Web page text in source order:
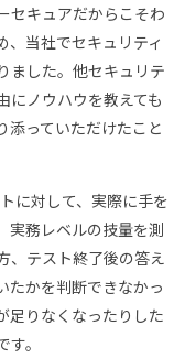
セキュアだからこそわ
、当社でセキュリティ
ました。他セキュリテ
にノウハウを教えても
添っていただけたこと
に対して、実際に手を
実務レベルの技量を測
、テスト終了後の答え
たかを判断できなかっ
足りなくなったりした
。